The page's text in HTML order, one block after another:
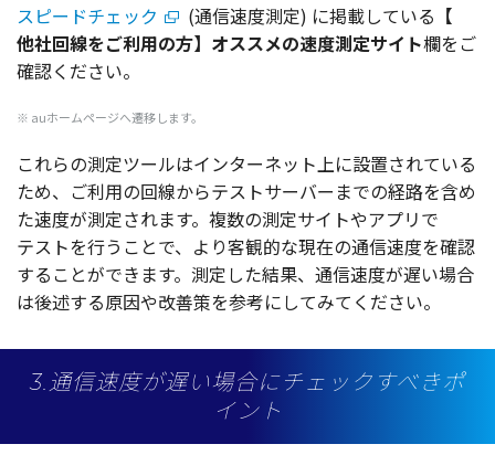
スピードチェック
(通信速度測定) に掲載している 【
他社回線をご利用の方】 オススメの速度測定サイト欄をご
確認ください。
※ auホームページへ遷移します。
これらの測定ツールはインターネット上に設置されている
ため、ご利用の回線からテストサーバー までの経路を含め
た速度が測定されます。 複数の測定サイトやアプリで
テストを行うことで、より客観的な現在の通信速度を確認
することができます。 測定した結果、 通信速度が遅い場合
は後述する原因や改善策を参考にしてみてください。
3.通信速度が遅い場合にチェックすべきポ
イント